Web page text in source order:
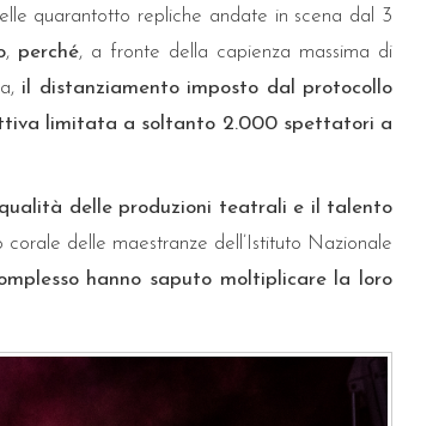
quarantotto repliche andate in scena dal 3
, perché, a fronte della capienza massima di
il distanziamento imposto dal protocollo
limitata a soltanto 2.000 spettatori a
delle produzioni teatrali e il talento
delle maestranze dell’Istituto Nazionale
hanno saputo moltiplicare la loro